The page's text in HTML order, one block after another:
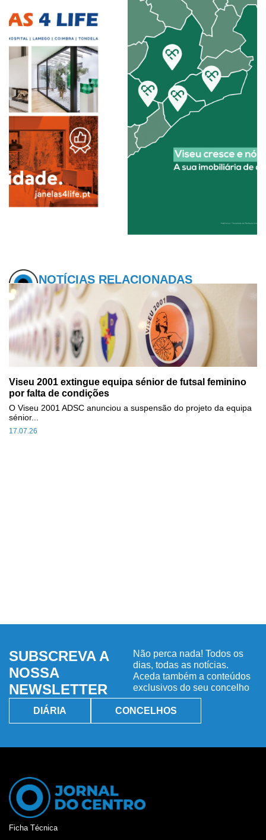
NOTÍCIAS RELACIONADAS
Viseu 2001 extingue equipa sénior de futsal feminino
por falta de condições
17.07.26
O Viseu 2001 ADSC anunciou a suspensão do projeto da equipa
sénior...
SUBSCREVA A
NOSSA
NEWSLETTER
Não perca nada! Todos os
dias, todas as notícias.
Aceda também a conteúdos
exclusivos do seu concelho
DIÁRIA CONCELHOS
Ficha Técnica